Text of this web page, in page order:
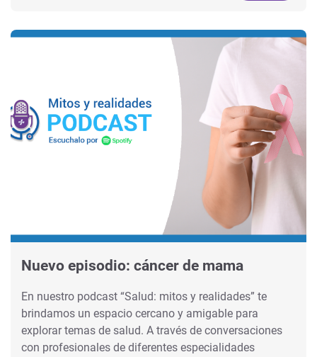
Nuevo episodio: cáncer de mama
En nuestro podcast “Salud: mitos y realidades” te
brindamos un espacio cercano y amigable para
explorar temas de salud. A través de conversaciones
con profesionales de diferentes especialidades